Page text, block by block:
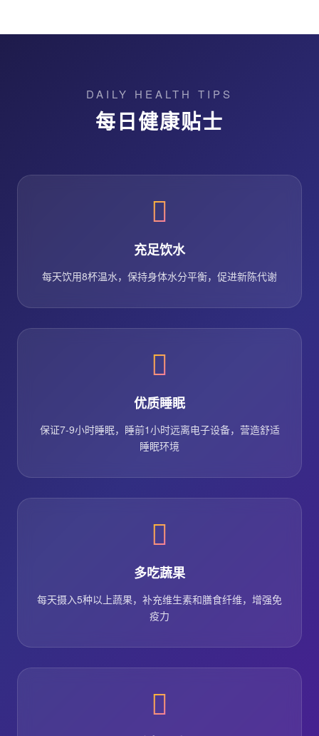
DAILY HEALTH TIPS
每日健康贴士
充足饮水
每天饮用8杯温水，保持身体水分平衡，促进新陈代谢
优质睡眠
保证7-9小时睡眠，睡前1小时远离电子设备，营造舒适
睡眠环境
多吃蔬果
每天摄入5种以上蔬果，补充维生素和膳食纤维，增强免
疫力